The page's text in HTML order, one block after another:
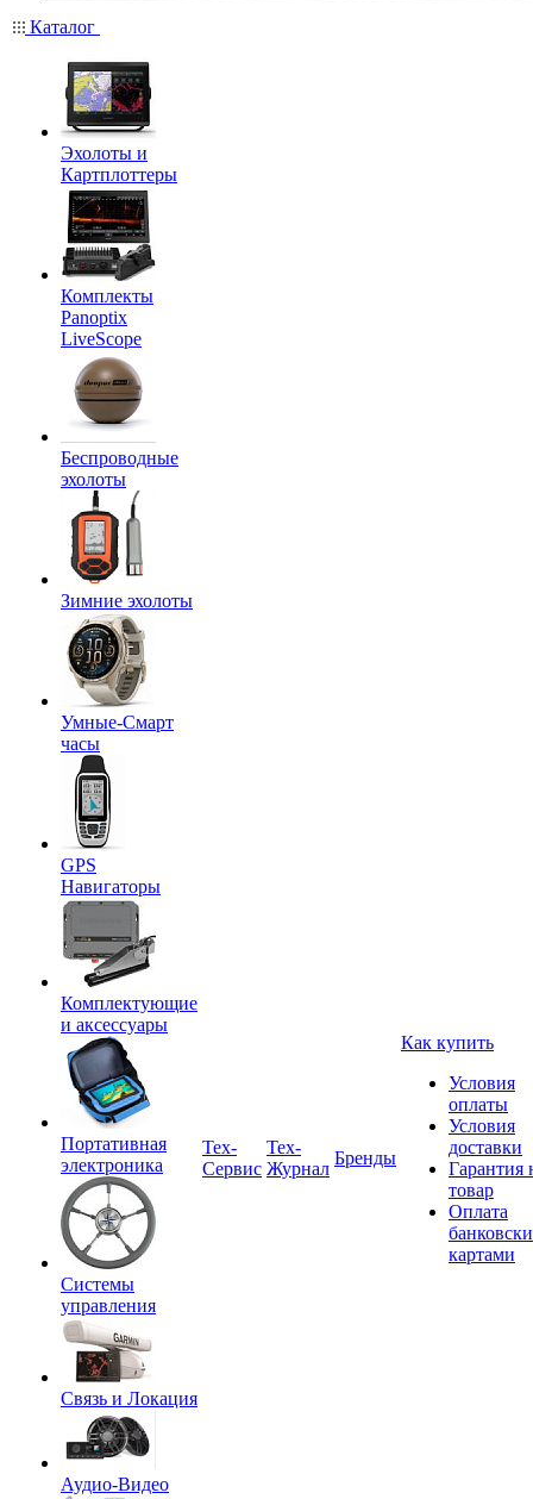
Каталог
Эхолоты и
Картплоттеры
Комплекты
Panoptix
LiveScope
Беспроводные
эхолоты
Зимние эхолоты
Умные-Смарт
часы
GPS
Навигаторы
Комплектующие
и аксессуары
Портативная
электроника
Системы
управления
Связь и Локация
Аудио-Видео
Tex-
Сервис
Тех-
Журнал
Бренды
Как купить
Условия
оплаты
Условия
доставки
Гарантия
товар
Оплата
картами